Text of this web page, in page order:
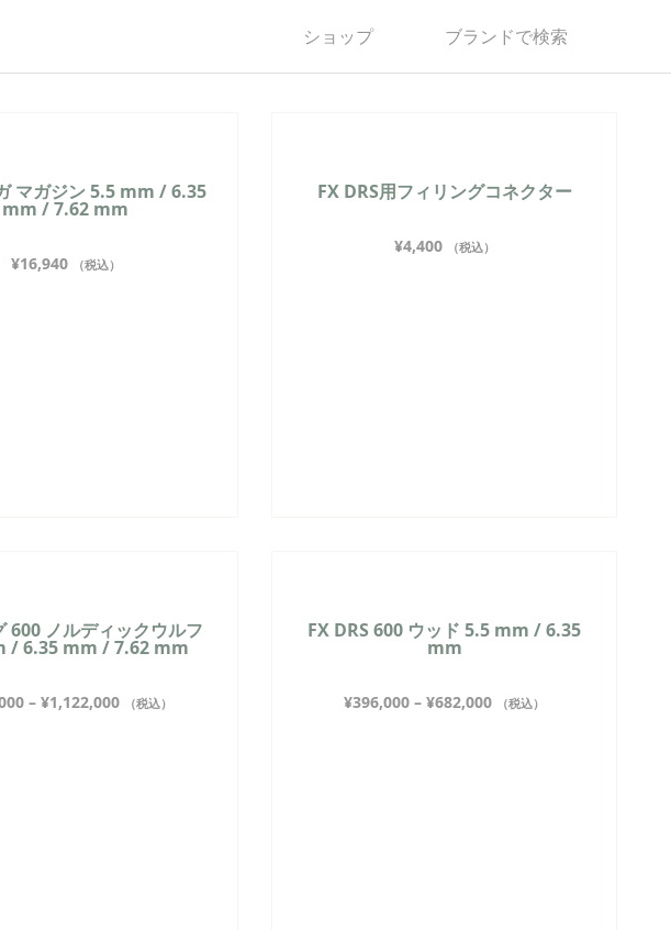
ショップ ブランドで検索
マガジン 5.5 mm / 6.35
mm / 7.62 mm
¥16,940 （税込）
FX DRS用フィリングコネクター
¥4,400 （税込）
600 ノルディックウルフ
/ 6.35 mm / 7.62 mm
–¥1,122,000 （税込）
FX DRS 600 ウッド 5.5 mm / 6.35
mm
¥396,000 –¥682,000 （税込）